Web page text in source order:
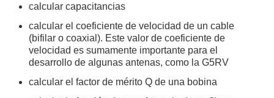
calcular capacitancias
calcular el coeficiente de velocidad de un cable
(bifilar o coaxial). Este valor de coeficiente de
velocidad es sumamente importante para el
desarrollo de algunas antenas, como la G5RV
calcular el factor de mérito Q de una bobina